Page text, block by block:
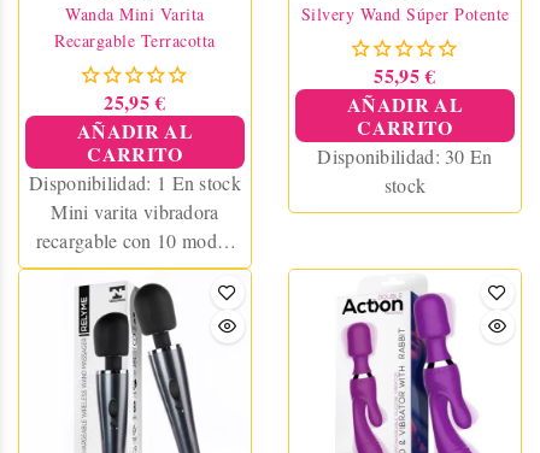
Wanda Mini Varita
Recargable Terracotta
25,95 €
AÑADIR AL
CARRITO
Disponibilidad: 1 En stock
Mini varita vibradora
recargable con 10 modos
de vibración. Compacta,
potente y sin cables. Ideal
para masajes o
estimulación del clítoris.
Color terracotta.
Silvery Wand Súper Potente
55,95 €
AÑADIR AL
CARRITO
Disponibilidad: 30 En
stock